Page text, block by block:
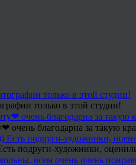
только в этой студии!
очень благодарна за такую
подруги-художники,